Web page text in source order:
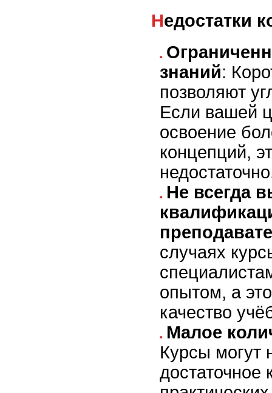
Недостатки
знаний:
позволяют
Если вашей
освоение
концепций,
Не всегда
случаях
опытом, а
качество
Малое
Курсы могут
достаточное